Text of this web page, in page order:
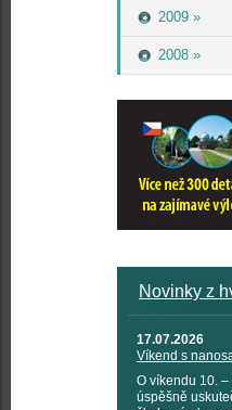
2009 »
2008 »
Novinky z
17.07.2026
Víkend s
O víkendu 10.
úspěšně